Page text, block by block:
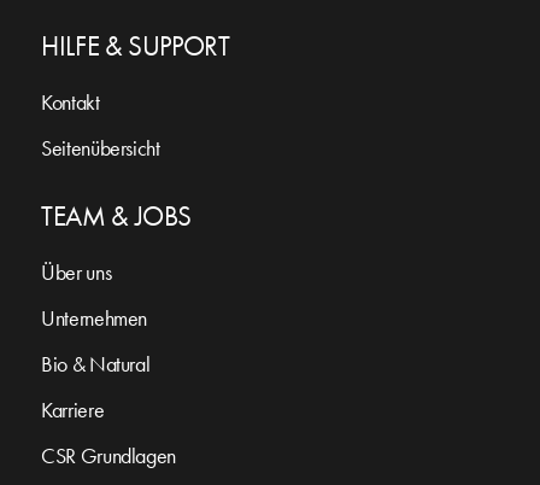
HILFE & SUPPORT
Kontakt
Seitenübersicht
TEAM & JOBS
Über uns
Unternehmen
Bio & Natural
Karriere
CSR Grundlagen